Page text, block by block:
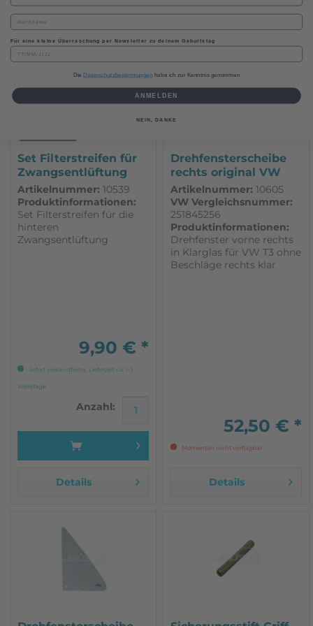
Details Details
Set Filterstreifen für
Zwangsentlüftung
passend...
Artikelnummer: 10539
Produktinformationen:
Set Filterstreifen für die
hinteren
Zwangsentlüftung
9,90 € *
Sofort versandfertig, Lieferzeit ca. 1-3
Werktage
Anzahl:
Details
Drehfensterscheibe
rechts original VW
passend...
Artikelnummer: 10605
VW Vergleichsnummer:
251845256
Produktinformationen:
Drehfenster vorne rechts
in Klarglas für VW T3 ohne
Beschläge rechts klar
52,50 € *
Momentan nicht verfügbar
Details
Für eine kleine Überraschung per Newsletter zu deinem Geburtstag
DieDatenschutzbestimmungen habe ich zur Kenntnis genommen
ANMELDEN
NEIN, DANKE